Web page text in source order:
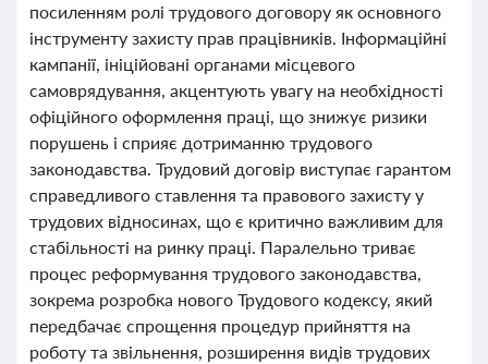
посиленням ролі трудового договору як основного
інструменту захисту прав працівників. Інформаційні
кампанії, ініційовані органами місцевого
самоврядування, акцентують увагу на необхідності
офіційного оформлення праці, що знижує ризики
порушень і сприяє дотриманню трудового
законодавства. Трудовий договір виступає гарантом
справедливого ставлення та правового захисту у
трудових відносинах, що є критично важливим для
стабільності на ринку праці. Паралельно триває
процес реформування трудового законодавства,
зокрема розробка нового Трудового кодексу, який
передбачає спрощення процедур прийняття на
роботу та звільнення, розширення видів трудових